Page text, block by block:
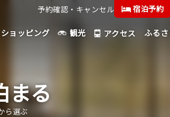
予約確認・キャンセル 宿泊予約
ョッピング 観光 アクセス ふる
まる
ら選ぶ